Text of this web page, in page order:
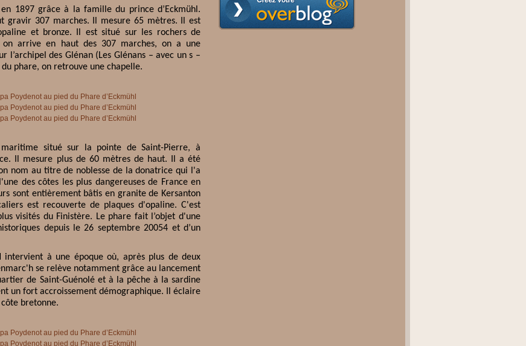
1897 grâce à la famille du prince d’Eckmühl.
gravir 307 marches. Il mesure 65 mètres. Il est
et bronze. Il est situé sur les rochers de
on arrive en haut des 307 marches, on a une
l’archipel des Glénan (Les Glénans – avec un s –
phare, on retrouve une chapelle.
situé sur la pointe de Saint-Pierre, à
Il mesure plus de 60 mètres de haut. Il a été
nom au titre de noblesse de la donatrice qui l'a
des côtes les plus dangereuses de France en
sont entièrement bâtis en granite de Kersanton
est recouverte de plaques d'opaline. C'est
visités du Finistère. Le phare fait l’objet d'une
depuis le 26 septembre 20054 et d’un
intervient à une époque où, après plus de deux
se relève notamment grâce au lancement
de Saint-Guénolé et à la pêche à la sardine
un fort accroissement démographique. Il éclaire
bretonne.